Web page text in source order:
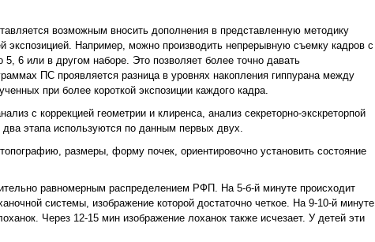
возможным вносить дополнения в представленную методику
экспозицией. Например, можно производить непрерывную съемку кадров с
6 или в другом наборе. Это позволяет более точно давать
ПС проявляется разница в уровнях накопления гиппурана между
при более короткой экспозиции каждого кадра.
с коррекцией геометрии и клиренса, анализ секреторно-экскреторпой
этапа используются по данным первых двух.
размеры, форму почек, ориентировочно установить состояние
равномерным распределением РФП. На 5-б-й минуте происходит
системы, изображение которой достаточно четкое. На 9-10-й минуте
Через 12-15 мин изображение лоханок также исчезает. У детей эти